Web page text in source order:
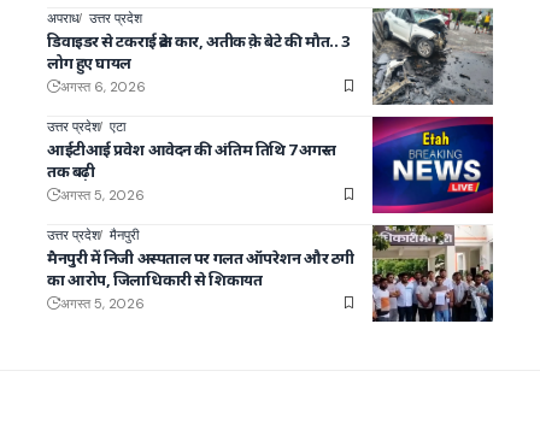
अपराध उत्तर प्रदेश
डिवाइडर से टकराई क्रेटा कार, अतीक क़े बेटे की मौत.. 3
लोग हुए घायल
अगस्त 6, 2026
उत्तर प्रदेश एटा
आईटीआई प्रवेश आवेदन की अंतिम तिथि 7 अगस्त
तक बढ़ी
अगस्त 5, 2026
उत्तर प्रदेश मैनपुरी
मैनपुरी में निजी अस्पताल पर गलत ऑपरेशन और ठगी
का आरोप, जिलाधिकारी से शिकायत
अगस्त 5, 2026